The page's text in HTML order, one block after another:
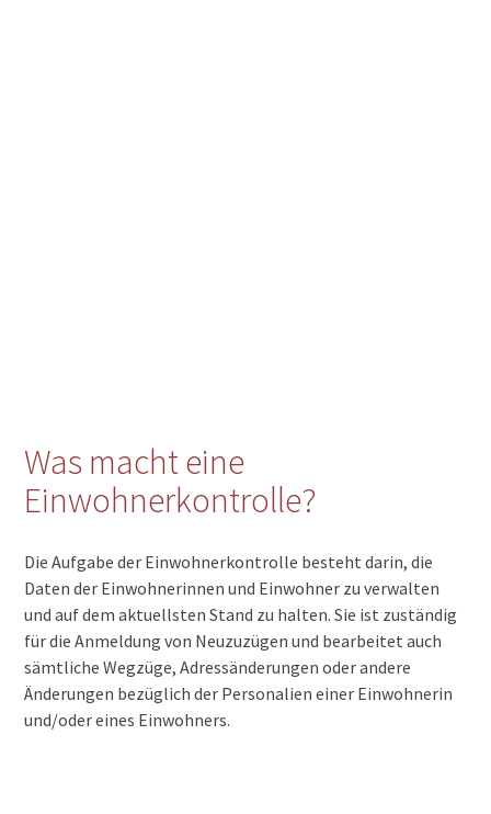
Was macht eine
Einwohnerkontrolle?
Die Aufgabe der Einwohnerkontrolle besteht darin, die
Daten der Einwohnerinnen und Einwohner zu verwalten
und auf dem aktuellsten Stand zu halten. Sie ist zuständig
für die Anmeldung von Neuzuzügen und bearbeitet auch
sämtliche Wegzüge, Adressänderungen oder andere
Änderungen bezüglich der Personalien einer Einwohnerin
und/oder eines Einwohners.